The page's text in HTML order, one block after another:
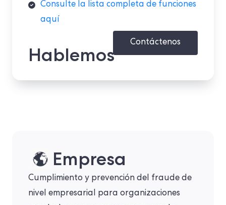
Consulte la lista completa de funciones
aquí
Hablemos
Contáctenos
Empresa
Cumplimiento y prevención del fraude de
nivel empresarial para organizaciones